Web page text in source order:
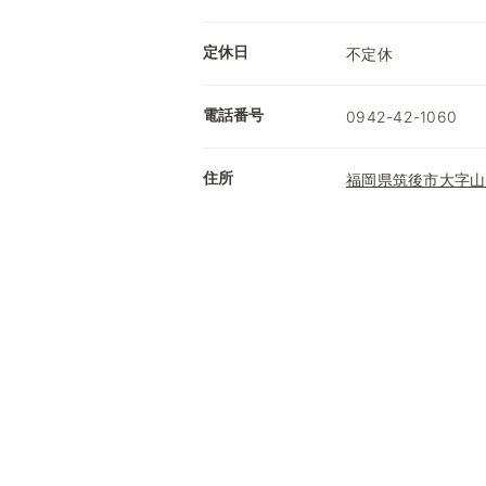
定休日 不定休
電話番号 0942-42-1060
住所 福岡県筑後市大字